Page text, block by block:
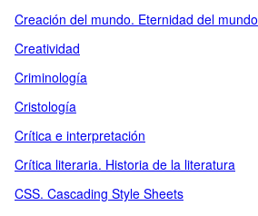
Creación del mundo. Eternidad del mundo
Creatividad
Criminología
Cristología
Crítica e interpretación
Crítica literaria. Historia de la literatura
CSS. Cascading Style Sheets